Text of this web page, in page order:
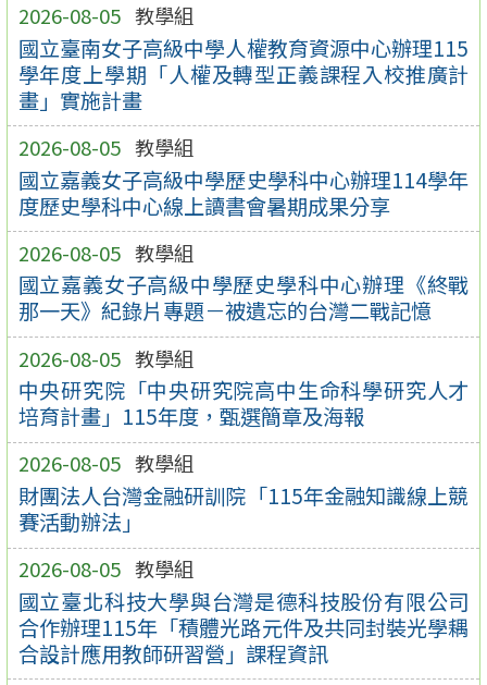
2026-08-05 教學組
國立臺南女子高級中學人權教育資源中心辦理115
學年度上學期「人權及轉型正義課程入校推廣計
畫」實施計畫
2026-08-05 教學組
國立嘉義女子高級中學歷史學科中心辦理114學年
度歷史學科中心線上讀書會暑期成果分享
2026-08-05 教學組
國立嘉義女子高級中學歷史學科中心辦理《終戰
那一天》紀錄片專題－被遺忘的台灣二戰記憶
2026-08-05 教學組
中央研究院「中央研究院高中生命科學研究人才
培育計畫」115年度，甄選簡章及海報
2026-08-05 教學組
財團法人台灣金融研訓院「115年金融知識線上競
賽活動辦法」
2026-08-05 教學組
國立臺北科技大學與台灣是德科技股份有限公司
合作辦理115年「積體光路元件及共同封裝光學耦
合設計應用教師研習營」課程資訊